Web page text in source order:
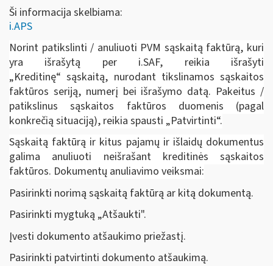
Ši informacija skelbiama:
i.APS
Norint patikslinti / anuliuoti PVM sąskaitą faktūrą, kuri
yra išrašytą per i.SAF, reikia išrašyti
„Kreditinę“ sąskaitą, nurodant tikslinamos sąskaitos
faktūros seriją, numerį bei išrašymo datą. Pakeitus /
patikslinus sąskaitos faktūros duomenis (pagal
konkrečią situaciją), reikia spausti „Patvirtinti“.
Sąskaitą faktūrą ir kitus pajamų ir išlaidų dokumentus
galima anuliuoti neišrašant kreditinės sąskaitos
faktūros. Dokumentų anuliavimo veiksmai:
Pasirinkti norimą sąskaitą faktūrą ar kitą dokumentą.
Pasirinkti mygtuką „Atšaukti".
Įvesti dokumento atšaukimo priežastį.
Pasirinkti patvirtinti dokumento atšaukimą.